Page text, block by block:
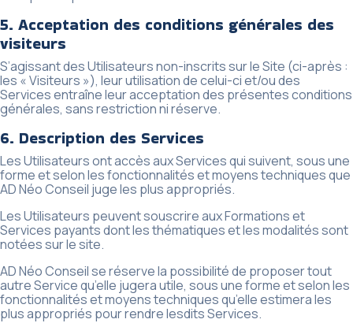
5. Acceptation des conditions générales des
visiteurs
S’agissant des Utilisateurs non-inscrits sur le Site (ci-après :
les « Visiteurs »), leur utilisation de celui-ci et/ou des
Services entraîne leur acceptation des présentes conditions
générales, sans restriction ni réserve.
6. Description des Services
Les Utilisateurs ont accès aux Services qui suivent, sous une
forme et selon les fonctionnalités et moyens techniques que
AD Néo Conseil juge les plus appropriés.
Les Utilisateurs peuvent souscrire aux Formations et
Services payants dont les thématiques et les modalités sont
notées sur le site.
AD Néo Conseil se réserve la possibilité de proposer tout
autre Service qu’elle jugera utile, sous une forme et selon les
fonctionnalités et moyens techniques qu’elle estimera les
plus appropriés pour rendre lesdits Services.